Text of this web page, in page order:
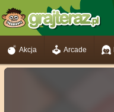
Akcja Arcade